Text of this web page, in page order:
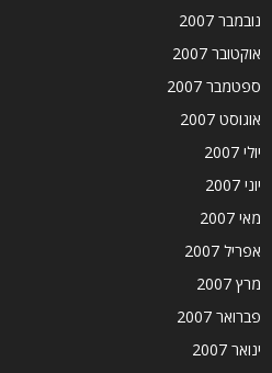
נובמבר 2007
אוקטובר 2007
ספטמבר 2007
אוגוסט 2007
יולי 2007
יוני 2007
מאי 2007
אפריל 2007
מרץ 2007
פברואר 2007
ינואר 2007